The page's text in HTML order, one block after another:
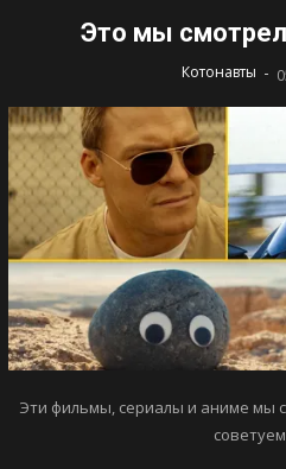
Это мы
Котонавты -
Эти фильмы, сериалы и аниме мы